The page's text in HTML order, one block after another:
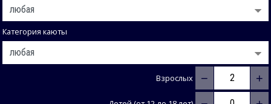
Категория каюты
Взрослых − +